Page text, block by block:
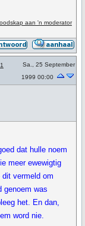
aan 'n moderator
Sa., 25 September
1999 00:00
dat hulle noem
meer ewewigtig
vermeld om
genoem was
het. En dan,
word nie.